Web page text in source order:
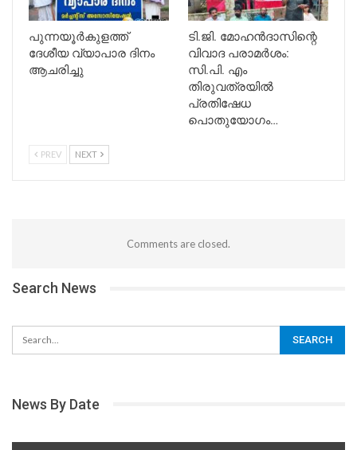
പുന്നയൂർകുളത്ത്
ദേശീയ വ്യാപാര ദിനം
ആചരിച്ചു
ടി.ജി. മോഹൻദാസിന്റെ
വിവാദ പരാമർശം:
സി.പി. എം
തിരുവത്രയിൽ
പ്രതിഷേധ
പൊതുയോഗം…
PREV NEXT
Comments are closed.
Search News
News By Date